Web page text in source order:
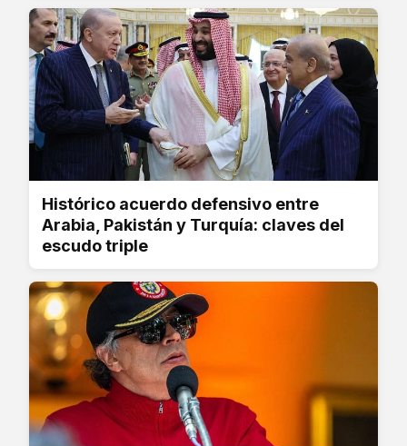
Histórico acuerdo defensivo entre
Arabia, Pakistán y Turquía: claves del
escudo triple